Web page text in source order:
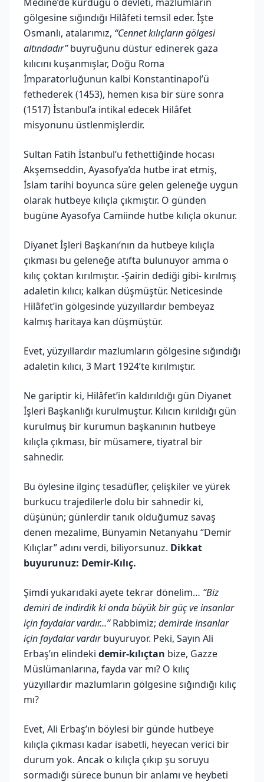
gölgesine sığındığı Hilâfeti temsil eder. İşte
Osmanlı, atalarımız, “Cennet kılıçların gölgesi
altındadır”buyruğunu düstur edinerek gaza
kılıcını kuşanmışlar, Doğu Roma
İmparatorluğunun kalbi Konstantinapol’ü
fethederek (1453), hemen kısa bir süre sonra
(1517) İstanbul’a intikal edecek Hilâfet
misyonunu üstlenmişlerdir.
Sultan Fatih İstanbul’u fethettiğinde hocası
Akşemseddin, Ayasofya’da hutbe irat etmiş,
İslam tarihi boyunca süre gelen geleneğe uygun
olarak hutbeye kılıçla çıkmıştır. O günden
bugüne Ayasofya Camiinde hutbe kılıçla okunur.
Diyanet İşleri Başkanı’nın da hutbeye kılıçla
çıkması bu geleneğe atıfta bulunuyor amma o
kılıç çoktan kırılmıştır. -Şairin dediği gibi- kırılmış
adaletin kılıcı; kalkan düşmüştür. Neticesinde
Hilâfet’in gölgesinde yüzyıllardır bembeyaz
kalmış haritaya kan düşmüştür.
Evet, yüzyıllardır mazlumların gölgesine sığındığı
adaletin kılıcı, 3 Mart 1924’te kırılmıştır.
Ne gariptir ki, Hilâfet’in kaldırıldığı gün Diyanet
İşleri Başkanlığı kurulmuştur. Kılıcın kırıldığı gün
kurulmuş bir kurumun başkanının hutbeye
kılıçla çıkması, bir müsamere, tiyatral bir
sahnedir.
Bu öylesine ilginç tesadüfler, çelişkiler ve yürek
burkucu trajedilerle dolu bir sahnedir ki,
düşünün; günlerdir tanık olduğumuz savaş
denen mezalime, Bünyamin Netanyahu “Demir
Kılıçlar” adını verdi, biliyorsunuz. Dikkat
buyurunuz: Demir-Kılıç.
Şimdi yukarıdaki ayete tekrar dönelim… “Biz
demiri de indirdik ki onda büyük bir güç ve insanlar
için faydalar vardır…”Rabbimiz; demirde insanlar
için faydalar vardırbuyuruyor. Peki, Sayın Ali
Erbaş’ın elindeki demir-kılıçtan bize, Gazze
Müslümanlarına, fayda var mı? O kılıç
yüzyıllardır mazlumların gölgesine sığındığı kılıç
mı?
Evet, Ali Erbaş’ın böylesi bir günde hutbeye
kılıçla çıkması kadar isabetli, heyecan verici bir
durum yok. Ancak o kılıçla çıkıp şu soruyu
sormadığı sürece bunun bir anlamı ve heybeti